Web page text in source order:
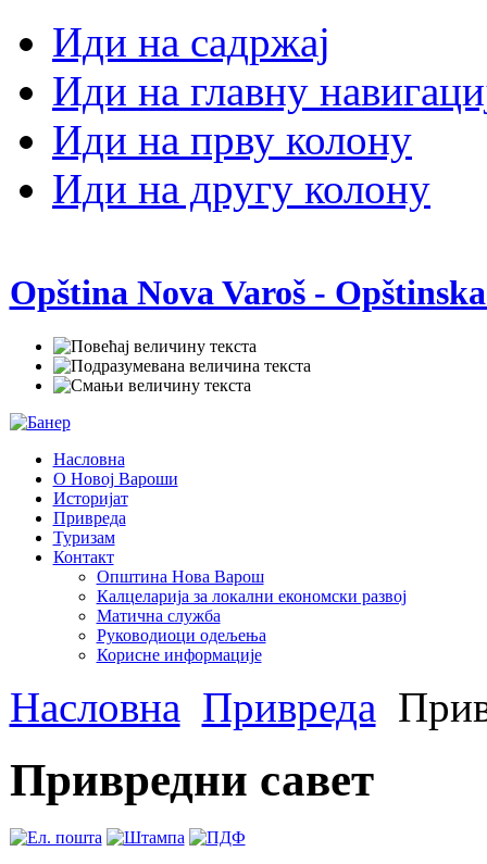
Иди на садржај
Иди на главну
Иди на прву колону
Иди на другу колону
Opština Nova Varoš -
Насловна
О Новој Вароши
Историјат
Привреда
Туризам
Контакт
Општина Нова Варош
Калцеларија за локални економски развој
Матична служба
Руководиоци одељења
Корисне информације
Насловна Привреда
Привредни савет